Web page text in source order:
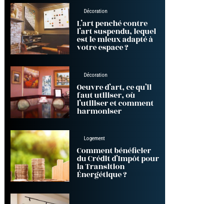
Décoration
L’art penché contre
l’art suspendu, lequel
est le mieux adapté à
votre espace ?
Décoration
Oeuvre d’art, ce qu’il
faut utiliser, où
l’utiliser et comment
harmoniser
Logement
Comment bénéficier
du Crédit d’Impôt pour
la Transition
Énergétique ?